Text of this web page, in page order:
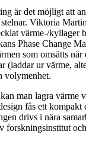
är det möjligt att
Viktoria
värme-/kyllager
Phase Change
som omsätts när
(laddar ur värme,
volymenhet.
man lagra värme
fås ett kompakt
drivs i nära
forskningsinstitut